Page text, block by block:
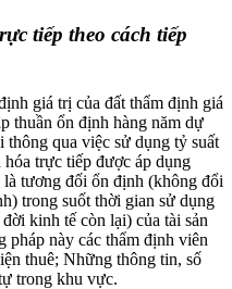
tiếp theo cách tiếp
giá trị của đất thẩm định giá
thuần ổn định hàng năm dự
qua việc sử dụng tỷ suất
trực tiếp được áp dụng
tương đối ổn định (không đổi
trong suốt thời gian sử dụng
kinh tế còn lại) của tài sản
này các thẩm định viên
thuê; Những thông tin, số
trong khu vực.